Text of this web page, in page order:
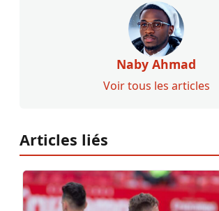
Naby Ahmad
Voir tous les articles
Articles liés